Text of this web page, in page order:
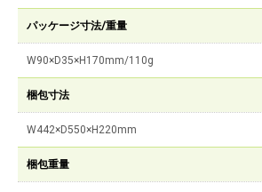
パッケージ寸法/重量
W90×D35×H170mm/110g
梱包寸法
W442×D550×H220mm
梱包重量